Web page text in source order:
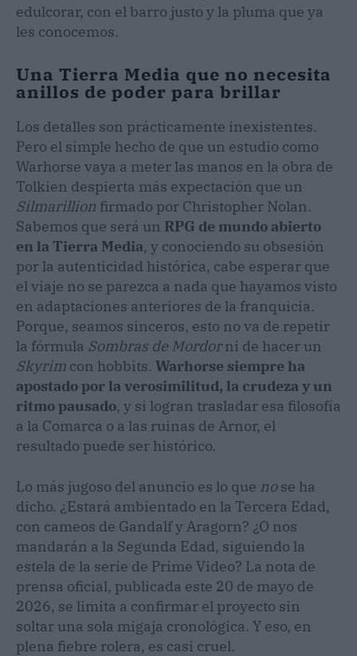
edulcorar, con el barro justo y la pluma que ya
les conocemos.
Una Tierra Media que no necesita
anillos de poder para brillar
Los detalles son prácticamente inexistentes.
Pero el simple hecho de que un estudio como
Warhorse vaya a meter las manos en la obra de
Tolkien despierta más expectación que un
Silmarillion firmado por Christopher Nolan.
Sabemos que será un RPG de mundo abierto
en la Tierra Media, y conociendo su obsesión
por la autenticidad histórica, cabe esperar que
el viaje no se parezca a nada que hayamos visto
en adaptaciones anteriores de la franquicia.
Porque, seamos sinceros, esto no va de repetir
la fórmula Sombras de Mordorni de hacer un
Skyrim con hobbits. Warhorse siempre ha
apostado por la verosimilitud, la crudeza y un
ritmo pausado, y si logran trasladar esa filosofía
a la Comarca o a las ruinas de Arnor, el
resultado puede ser histórico.
Lo más jugoso del anuncio es lo que nose ha
dicho. ¿Estará ambientado en la Tercera Edad,
con cameos de Gandalf y Aragorn? ¿O nos
mandarán a la Segunda Edad, siguiendo la
estela de la serie de Prime Video? La nota de
prensa oficial, publicada este 20 de mayo de
2026, se limita a confirmar el proyecto sin
soltar una sola migaja cronológica. Y eso, en
plena fiebre rolera, es casi cruel.